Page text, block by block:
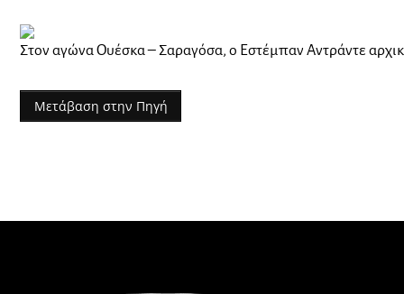
Στον αγώνα Ουέσκα – Σαραγόσα, ο Εστέμπαν Αντράντε
Μετάβαση στην Πηγή